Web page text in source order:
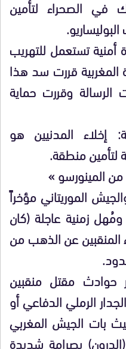
الصحراء لتأمين
أمنية تستعمل للتهريب
قررت سد هذا
الرسالة وقررت حماية
إخلاء المدنيين هو
لتأمين منطقة.
الموريتاني مؤخراً
زمنية عاجلة (كان
2026) لإجلاء المنقبين عن الذهب من
حوادث مقتل منقبين
الرملي الدفاعي أو
بات الجيش المغربي
بصرامة شديدة